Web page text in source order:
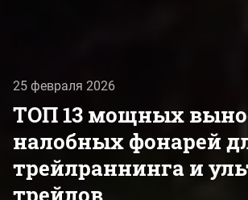
25 февраля 2026
ТОП 13 мощных
налобных фонарей
трейлраннинга и
трейлов